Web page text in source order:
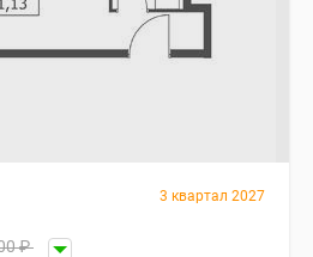
3 квартал 2027
₽